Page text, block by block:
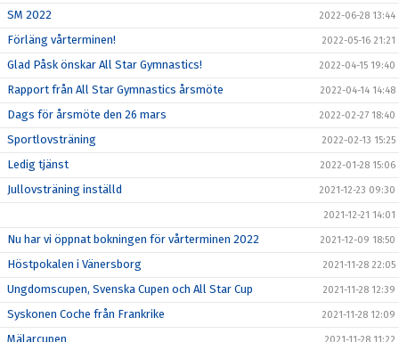
SM 2022 2022-06-28 13:44
Förläng vårterminen! 2022-05-16 21:21
Glad Påsk önskar All Star Gymnastics! 2022-04-15 19:40
Rapport från All Star Gymnastics årsmöte 2022-04-14 14:48
Dags för årsmöte den 26 mars 2022-02-27 18:40
Sportlovsträning 2022-02-13 15:25
Ledig tjänst 2022-01-28 15:06
Jullovsträning inställd 2021-12-23 09:30
2021-12-21 14:01
Nu har vi öppnat bokningen för vårterminen 2022 2021-12-09 18:50
Höstpokalen i Vänersborg 2021-11-28 22:05
Ungdomscupen, Svenska Cupen och All Star Cup 2021-11-28 12:39
Syskonen Coche från Frankrike 2021-11-28 12:09
Mälarcupen